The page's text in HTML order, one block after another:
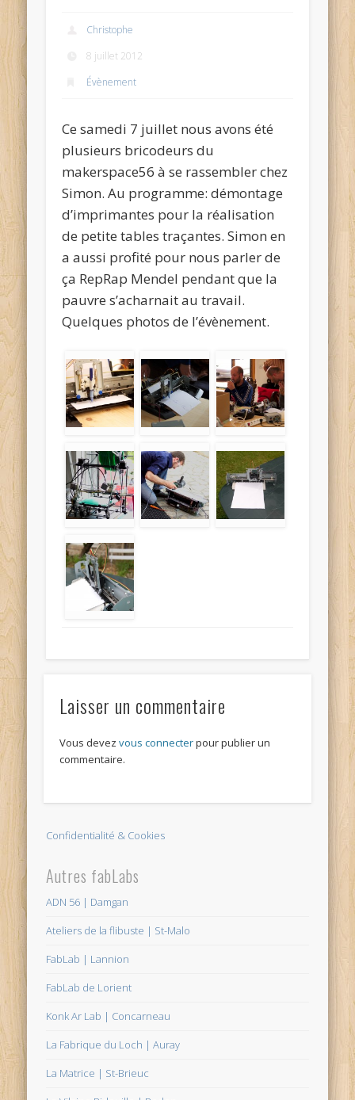
Christophe
8 juillet 2012
Évènement
Ce samedi 7 juillet nous avons été
plusieurs bricodeurs du
makerspace56 à se rassembler chez
Simon. Au programme: démontage
d’imprimantes pour la réalisation
de petite tables traçantes. Simon en
a aussi profité pour nous parler de
ça RepRap Mendel pendant que la
pauvre s’acharnait au travail.
Quelques photos de l’évènement.
Laisser un commentaire
Vous devez vous connecterpour publier un
commentaire.
Confidentialité & Cookies
Autres fabLabs
ADN 56 | Damgan
Ateliers de la flibuste | St-Malo
FabLab | Lannion
FabLab de Lorient
Konk Ar Lab | Concarneau
La Fabrique du Loch | Auray
La Matrice | St-Brieuc